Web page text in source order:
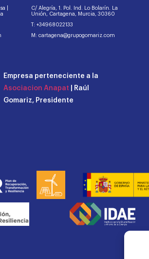
|
C/ Alegría, 1. Pol. Ind. Lo Bolarín. La
Unión, Cartagena, Murcia, 30360
T: +34968022133
M: cartagena@grupogomariz.com
Empresa perteneciente a la
Asociacion Anapat | Raúl
Gomariz, Presidente